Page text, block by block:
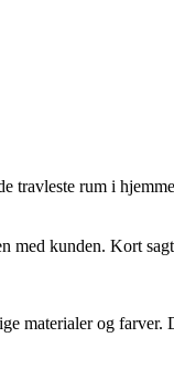
travleste rum i
med kunden. Kort
materialer og farver.